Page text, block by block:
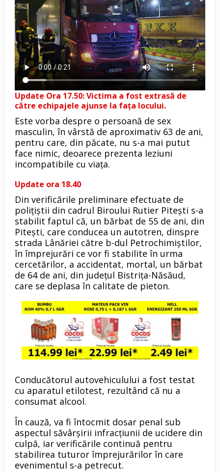
Update Ora 17.50: Victima a fost extrasă de
către echipajele ajunse la fața locului.
Este vorba despre o persoană de sex
masculin, în vârstă de aproximativ 63 de ani,
pentru care, din păcate, nu s-a mai putut
face nimic, deoarece prezenta leziuni
incompatibile cu viața.
Update ora 18.40
Din verificările preliminare efectuate de
polițiștii din cadrul Biroului Rutier Pitești s-a
stabilit faptul că, un bărbat de 55 de ani, din
Pitești, care conducea un autotren, dinspre
strada Lânăriei către b-dul Petrochimiștilor,
în împrejurări ce vor fi stabilite în urma
cercetărilor, a accidentat, mortal, un bărbat
de 64 de ani, din județul Bistrița-Năsăud,
care se deplasa în calitate de pieton.
Conducătorul autovehiculului a fost testat
cu aparatul etilotest, rezultând că nu a
consumat alcool.
În cauză, va fi întocmit dosar penal sub
aspectul săvârșirii infracțiunii de ucidere din
culpă, iar verificările continuă pentru
stabilirea tuturor împrejurărilor în care
evenimentul s-a petrecut.